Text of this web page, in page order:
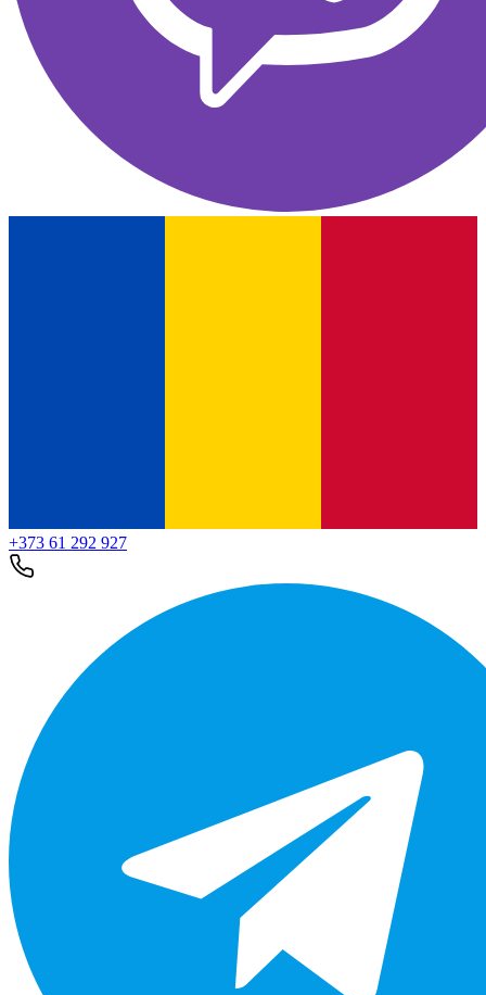
+373 61 292 927